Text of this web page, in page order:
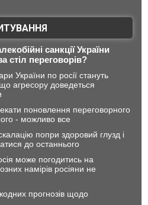
санкції України
стіл переговорів?
України по росії стануть
агресору доведеться
поновлення переговорного
- можливо все
попри здоровий глузд і
до останнього
може погодитись на
намірів росіяни не
прогнозів щодо